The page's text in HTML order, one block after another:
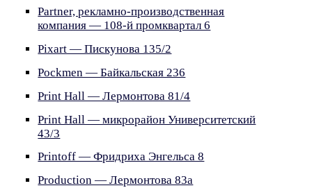
Partner, рекламно-производственная
компания — 108-й промквартал 6
Pixart — Пискунова 135/2
Pockmen — Байкальская 236
Print Hall — Лермонтова 81/4
Print Hall — микрорайон Университетский
43/3
Printoff — Фридриха Энгельса 8
Production — Лермонтова 83а